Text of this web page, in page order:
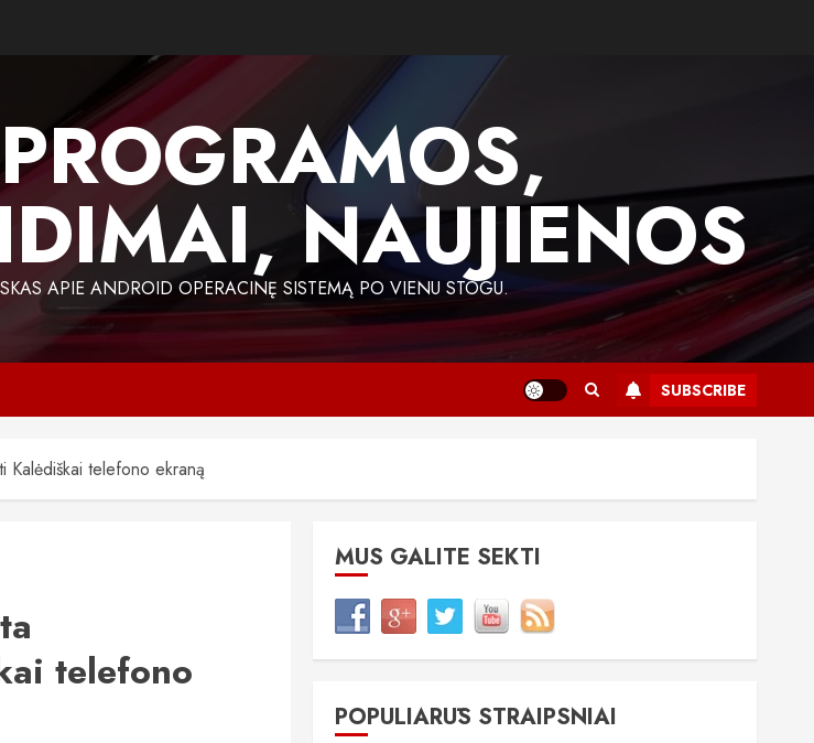
NAUJIENOS
APIE ANDROID OPERACINĘ SISTEMĄ PO VIENU STOGU.
SUBSCRIBE
Kalėdiškai telefono ekraną
telefono
MUS GALITE SEKTI
POPULIARŪS STRAIPSNIAI